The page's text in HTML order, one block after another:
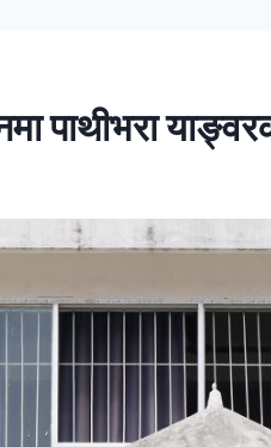
पाथीभरा